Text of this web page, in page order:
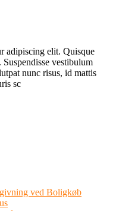
adipiscing elit. Quisque
vestibulum
nunc risus, id mattis
sc
ved Boligkøb